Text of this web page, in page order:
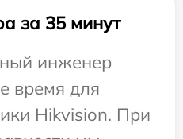
за 35 минут
инженер
время для
Hikvision. При